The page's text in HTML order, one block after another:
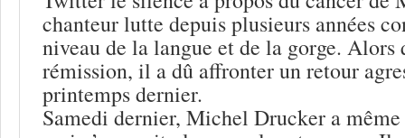
chanteur lutte depuis plusieurs années
niveau de la langue et de la gorge. Alors
rémission, il a dû affronter un retour
printemps dernier.
Samedi dernier, Michel Drucker a même